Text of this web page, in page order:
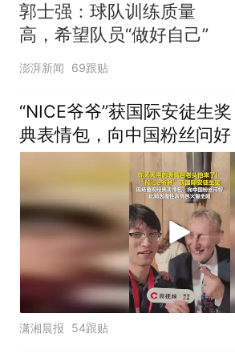
郭士强：球队训练质量
高，希望队员“做好自己”
澎湃新闻 69跟贴
“NICE爷爷”获国际安徒生
典表情包，向中国粉丝问好
潇湘晨报 54跟贴